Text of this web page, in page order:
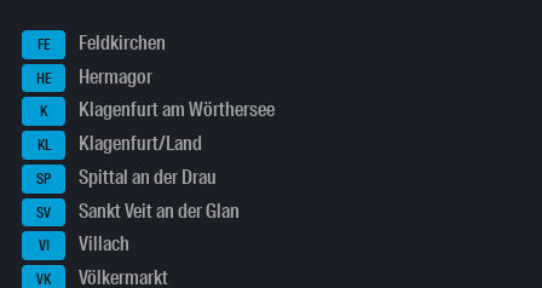
FE Feldkirchen
HE Hermagor
K Klagenfurt am Wörthersee
KL Klagenfurt/Land
SP Spittal an der Drau
SV Sankt Veit an der Glan
VI Villach
VK Völkermarkt